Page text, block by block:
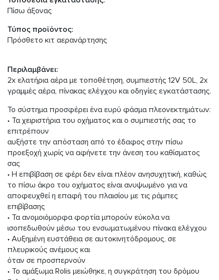
Πίσω άξονας
Τύπος προϊόντος:
Πρόσθετο κιτ αερανάρτησης
Περιλαμβάνει:
2x ελατήρια αέρα με τοποθέτηση, συμπιεστής 12V 50L, 2x
γραμμές αέρα, πίνακας ελέγχου και οδηγίες εγκατάστασης.
Το σύστημα προσφέρει ένα ευρύ φάσμα πλεονεκτημάτων:
• Τα χειριστήρια του οχήματος και ο συμπιεστής σας το
επιτρέπουν
αυξήστε την απόσταση από το έδαφος στην πίσω
προεξοχή χωρίς να αφήνετε την άνεση του καθίσματος
σας
• Η επιβίβαση σε φέρι δεν είναι πλέον ανησυχητική, καθώς
το πίσω άκρο του οχήματος είναι ανυψωμένο για να
αποφευχθεί η επαφή του πλαισίου με τις ράμπες
επιβίβασης
• Τα ανομοιόμορφα φορτία μπορούν εύκολα να
ισοπεδωθούν μέσω του ενσωματωμένου πίνακα ελέγχου
• Αυξημένη ευστάθεια σε αυτοκινητόδρομους, σε
πλευρικούς ανέμους και
όταν σε προσπερνούν
• Το αμάξωμα Rolis μειώθηκε, η συγκράτηση του δρόμου